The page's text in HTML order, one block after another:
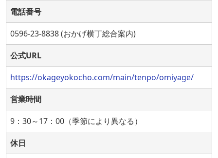
電話番号
0596-23-8838 (おかげ横丁総合案内)
公式URL
https://okageyokocho.com/main/tenpo/omiyage/
営業時間
9：30～17：00（季節により異なる）
休日